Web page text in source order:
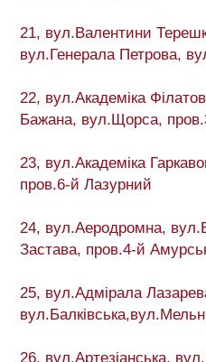
21, вул.Валентини
вул.Генерала Петрова,
22, вул.Академіка
Бажана, вул.Щорса,
23, вул.Академіка
пров.6-й Лазурний
24, вул.Аеродромна,
Застава, пров.4-й
25, вул.Адмірала
26, вул.Артезіанська,